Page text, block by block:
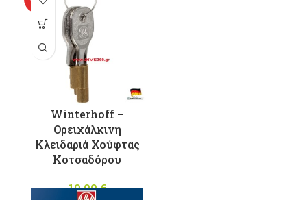
Winterhoff –
Ορειχάλκινη
Κλειδαριά Χούφτας
Κοτσαδόρου
10,00€